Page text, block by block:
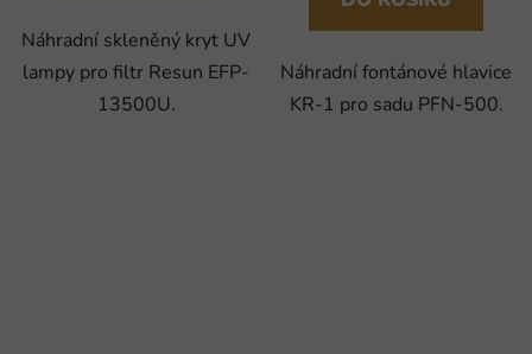
Náhradní skleněný kryt UV
lampy pro filtr Resun EFP-
13500U.
Náhradní fontánové hlavice
KR-1 pro sadu PFN-500.